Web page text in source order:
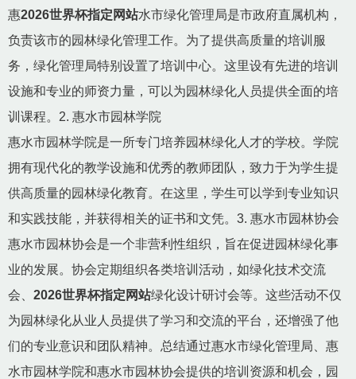
惠2026世界杯指定网站水市绿化管理局是市政府直属机构，
负责该市的园林绿化管理工作。为了提供高质量的培训服
务，绿化管理局特别设置了培训中心。这里设有先进的培训
设施和专业的师资力量，可以为园林绿化人员提供全面的培
训课程。2. 惠水市园林学院
惠水市园林学院是一所专门培养园林绿化人才的学校。学院
拥有现代化的教学设施和优秀的教师团队，致力于为学生提
供高质量的园林绿化教育。在这里，学生可以学到专业知识
和实践技能，并获得相关的证书和文凭。3. 惠水市园林协会
惠水市园林协会是一个非营利性组织，旨在促进园林绿化事
业的发展。协会定期组织各类培训活动，如绿化技术交流
会、 2026世界杯指定网站绿化设计研讨会等。这些活动不仅
为园林绿化从业人员提供了学习和交流的平台，还增强了他
们的专业意识和团队精神。总结通过惠水市绿化管理局、惠
水市园林学院和惠水市园林协会提供的培训资源和机会，园